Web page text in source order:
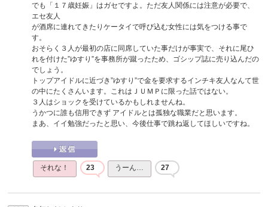
でも「１７歳妊娠」はガセですよ。ただ友人関係には注意が必要で、
エセ友人
が酒席に連れてきたりケータイで呼び込む女性には気をつける事で
す。
おそらく３人が最初の店に同席していた事だけが事実で、それに尾ひ
れを付けた”ゆすり”を事務所が蹴ったため、ゴシップ誌に売り込んだの
でしょう。
トップアイドルに近づき”ゆすり”で金を要求するインチキ友人なんて世
の中にたくさんいます。これはＪＵＭＰに限った話ではない。
３人はショックを受けているかもしれませんね。
うかつに誰も信用できず アイドルとは孤独な職業だと思います。
まあ、イイ勉強だったと思い、今後仕事で跳ね返してほしいですね。
それな！ 23 うーん… 27